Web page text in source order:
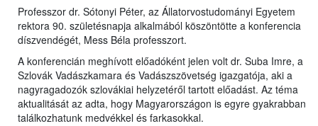
Professzor dr. Sótonyi Péter, az Állatorvostudományi Egyetem
rektora 90. születésnapja alkalmából köszöntötte a konferencia
díszvendégét, Mess Béla professzort.
A konferencián meghívott előadóként jelen volt dr. Suba Imre, a
Szlovák Vadászkamara és Vadászszövetség igazgatója, aki a
nagyragadozók szlovákiai helyzetéről tartott előadást. Az téma
aktualitását az adta, hogy Magyarországon is egyre gyakrabban
találkozhatunk medvékkel és farkasokkal.